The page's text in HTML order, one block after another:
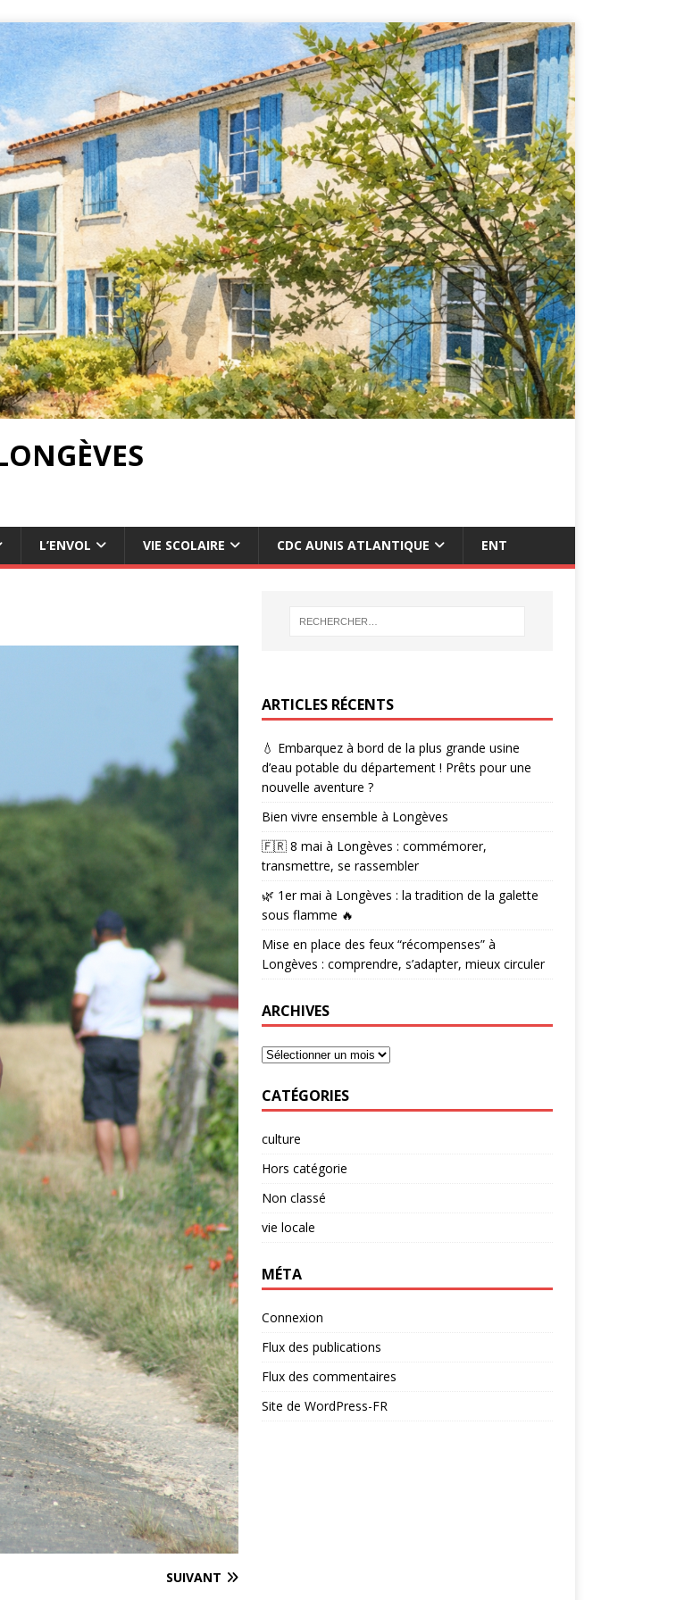
L’ENVOL VIE SCOLAIRE CDC AUNIS ATLANTIQUE ENT
SUIVANT
ARTICLES RÉCENTS
💧 Embarquez à bord de la plus grande usine
d’eau potable du département ! Prêts pour une
nouvelle aventure ?
Bien vivre ensemble à Longèves
🇫🇷 8 mai à Longèves : commémorer,
transmettre, se rassembler
🌿 1er mai à Longèves : la tradition de la galette
sous flamme 🔥
Mise en place des feux “récompenses” à
Longèves : comprendre, s’adapter, mieux circuler
ARCHIVES
CATÉGORIES
culture
Hors catégorie
Non classé
vie locale
MÉTA
Connexion
Flux des publications
Flux des commentaires
Site de WordPress-FR